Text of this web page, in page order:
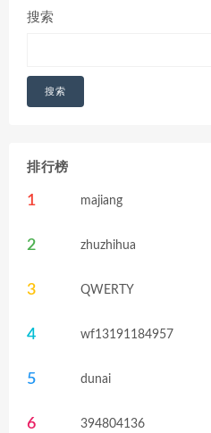
搜索
搜索
排行榜
1 majiang
2 zhuzhihua
3 QWERTY
4 wf13191184957
5 dunai
6 394804136